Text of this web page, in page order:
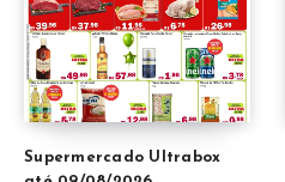
Supermercado Ultrabox